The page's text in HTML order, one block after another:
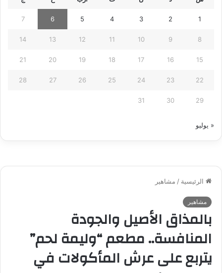
1
2
3
4
5
6
7
8
9
10
11
12
13
14
15
16
17
18
19
20
21
22
23
24
25
26
27
28
29
30
31
« يوليو